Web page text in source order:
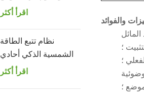
والفوائد
؛
؛
؛
لوحة للطاقة الشمسية
اقرأ أكثر
نظام تتبع الطاقة
الشمسية الذكي أحادي
الصف مزدوج
اقرأ أكثر